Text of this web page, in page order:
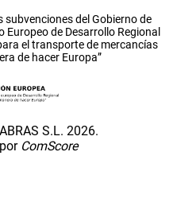
subvenciones del Gobierno de
de Desarrollo Regional
el transporte de mercancías
de hacer Europa”
S.L. 2026.
ComScore